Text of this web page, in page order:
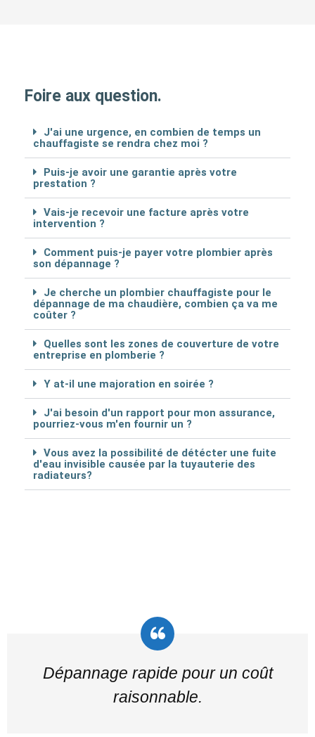
Foire aux question.
J'ai une urgence, en combien de temps un
chauffagiste se rendra chez moi ?
Puis-je avoir une garantie après votre
prestation ?
Vais-je recevoir une facture après votre
intervention ?
Comment puis-je payer votre plombier après
son dépannage ?
Je cherche un plombier chauffagiste pour le
dépannage de ma chaudière, combien ça va me
coûter ?
Quelles sont les zones de couverture de votre
entreprise en plomberie ?
Y at-il une majoration en soirée ?
J'ai besoin d'un rapport pour mon assurance,
pourriez-vous m'en fournir un ?
Vous avez la possibilité de détécter une fuite
d'eau invisible causée par la tuyauterie des
radiateurs?
Dépannage rapide pour un coût
raisonnable.